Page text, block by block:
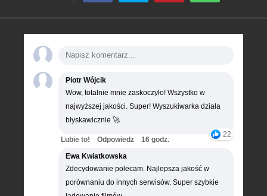
Piotr Wójcik
Wow, totalnie mnie zaskoczyło! Wszystko w
najwyższej jakości. Super! Wyszukiwarka działa
błyskawicznie 🚀
22
Lubie to! Odpowiedz
16 godz.
Ewa Kwiatkowska
Zdecydowanie polecam. Najlepsza jakość w
porównaniu do innych serwisów. Super szybkie